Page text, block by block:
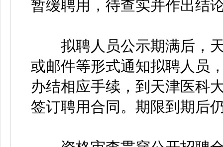
暂缓聘用，待查实并作出结
拟聘人员公示期满后，天
或邮件等形式通知拟聘人员
办结相应手续，到天津医科
签订聘用合同。期限到期后